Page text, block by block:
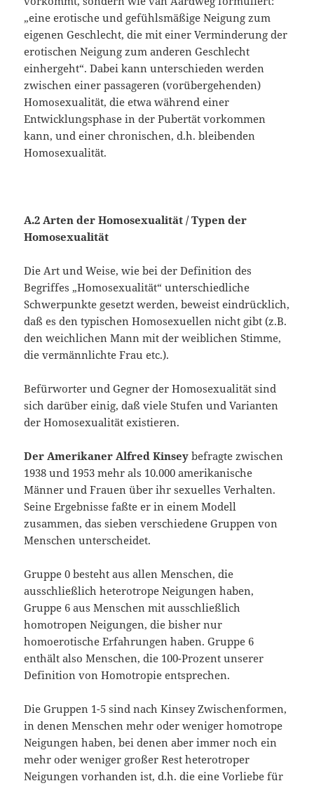
„eine erotische und gefühlsmäßige Neigung zum
eigenen Geschlecht, die mit einer Verminderung der
erotischen Neigung zum anderen Geschlecht
einhergeht“. Dabei kann unterschieden werden
zwischen einer passageren (vorübergehenden)
Homosexualität, die etwa während einer
Entwicklungsphase in der Pubertät vorkommen
kann, und einer chronischen, d.h. bleibenden
Homosexualität.
A.2 Arten der Homosexualität / Typen der
Homosexualität
Die Art und Weise, wie bei der Definition des
Begriffes „Homosexualität“ unterschiedliche
Schwerpunkte gesetzt werden, beweist eindrücklich,
daß es den typischen Homosexuellen nicht gibt (z.B.
den weichlichen Mann mit der weiblichen Stimme,
die vermännlichte Frau etc.).
Befürworter und Gegner der Homosexualität sind
sich darüber einig, daß viele Stufen und Varianten
der Homosexualität existieren.
Der Amerikaner Alfred Kinseybefragte zwischen
1938 und 1953 mehr als 10.000 amerikanische
Männer und Frauen über ihr sexuelles Verhalten.
Seine Ergebnisse faßte er in einem Modell
zusammen, das sieben verschiedene Gruppen von
Menschen unterscheidet.
Gruppe 0 besteht aus allen Menschen, die
ausschließlich heterotrope Neigungen haben,
Gruppe 6 aus Menschen mit ausschließlich
homotropen Neigungen, die bisher nur
homoerotische Erfahrungen haben. Gruppe 6
enthält also Menschen, die 100-Prozent unserer
Definition von Homotropie entsprechen.
Die Gruppen 1-5 sind nach Kinsey Zwischenformen,
in denen Menschen mehr oder weniger homotrope
Neigungen haben, bei denen aber immer noch ein
mehr oder weniger großer Rest heterotroper
Neigungen vorhanden ist, d.h. die eine Vorliebe für